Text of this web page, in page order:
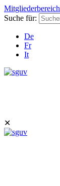
Mitgliederbereich
Suche für:
De
Fr
It
✕